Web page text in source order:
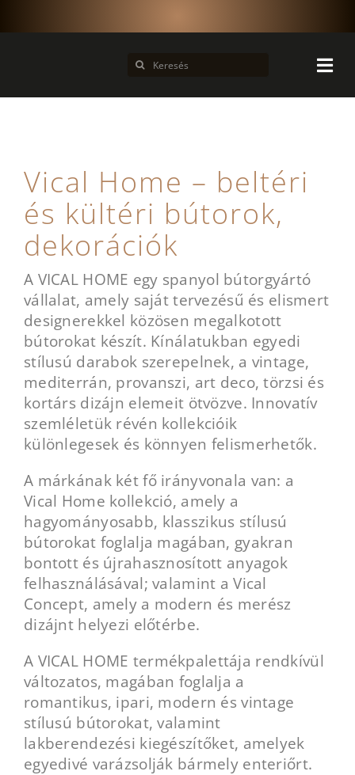
Keresés...
Vical Home – beltéri
és kültéri bútorok,
dekorációk
A VICAL HOME egy spanyol bútorgyártó
vállalat, amely saját tervezésű és elismert
designerekkel közösen megalkotott
bútorokat készít. Kínálatukban egyedi
stílusú darabok szerepelnek, a vintage,
mediterrán, provanszi, art deco, törzsi és
kortárs dizájn elemeit ötvözve. Innovatív
szemléletük révén kollekcióik
különlegesek és könnyen felismerhetők.
A márkának két fő irányvonala van: a
Vical Home kollekció, amely a
hagyományosabb, klasszikus stílusú
bútorokat foglalja magában, gyakran
bontott és újrahasznosított anyagok
felhasználásával; valamint a Vical
Concept, amely a modern és merész
dizájnt helyezi előtérbe.
A VICAL HOME termékpalettája rendkívül
változatos, magában foglalja a
romantikus, ipari, modern és vintage
stílusú bútorokat, valamint
lakberendezési kiegészítőket, amelyek
egyedivé varázsolják bármely enteriőrt.